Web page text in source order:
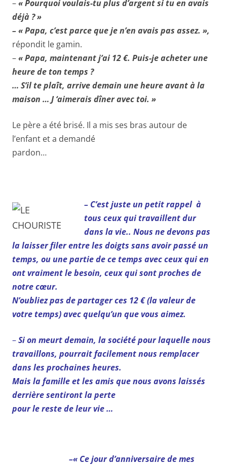
–« Pourquoi voulais-tu plus d’argent si tu en avais
déjà ? »
– « Papa, c’est parce que je n’en avais pas assez. »,
répondit le gamin.
–« Papa, maintenant j’ai 12 €. Puis-je acheter une
heure de ton temps ?
… S’il te plaît, arrive demain une heure avant à la
maison … J ‘aimerais dîner avec toi. »
Le père a été brisé. Il a mis ses bras autour de
l’enfant et a demandé
pardon…
– C’est juste un petit rappel à
tous ceux qui travaillent dur
dans lavie.. Nous ne devons pas
la laisser filer entre les doigts sans avoirpassé un
temps, ou une partie de ce temps avec ceux qui en
ontvraiment le besoin, ceux qui sont proches de
notre cœur.
N’oubliez pas de partager ces 12 € (la valeur de
votre temps) avec quelqu’un quevous aimez.
–Si on meurt demain, la société pour laquelle nous
travaillons, pourrait facilement nous remplacer
dans les prochaines heures.
Mais la famille et les amis que nous avons laissés
derrière sentiront la perte
pour le reste de leur vie …
–« Ce jour d’anniversaire de mes